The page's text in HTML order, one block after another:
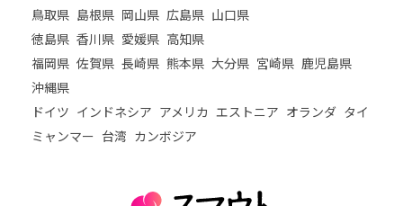
鳥取県 島根県 岡山県 広島県 山口県
徳島県 香川県 愛媛県 高知県
福岡県 佐賀県 長崎県 熊本県 大分県 宮崎県 鹿児島県
沖縄県
ドイツ インドネシア アメリカ エストニア オランダ タイ
ミャンマー 台湾 カンボジア